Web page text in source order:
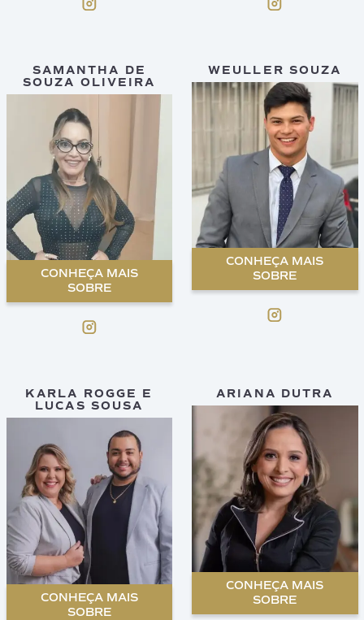
SAMANTHA DE
SOUZA OLIVEIRA
CONHEÇA MAIS
SOBRE
WEULLER SOUZA
CONHEÇA MAIS
SOBRE
KARLA ROGGE E
LUCAS SOUSA
CONHEÇA MAIS
SOBRE
ARIANA DUTRA
CONHEÇA MAIS
SOBRE